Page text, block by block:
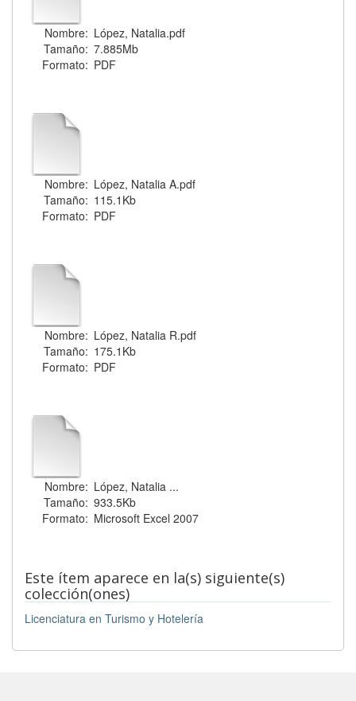
Nombre: López, Natalia.pdf
Tamaño: 7.885Mb
Formato: PDF
Nombre: López, Natalia A.pdf
Tamaño: 115.1Kb
Formato: PDF
Nombre: López, Natalia R.pdf
Tamaño: 175.1Kb
Formato: PDF
Nombre: López, Natalia ...
Tamaño: 933.5Kb
Formato: Microsoft Excel 2007
Este ítem aparece en la(s) siguiente(s)
colección(ones)
Licenciatura en Turismo y Hotelería